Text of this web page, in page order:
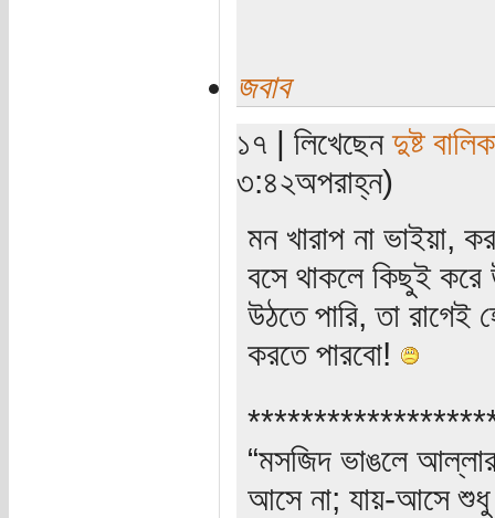
জবাব
১৭ | লিখেছেনদুষ্ট
৩:৪২অপরাহ্ন)
মন খারাপ না ভাইয়া,
বসে থাকলে কিছুই করে
উঠতে পারি, তা
করতে পারবো!
“মসজিদ ভাঙলে
আসে না; যায়-আসে শুধু